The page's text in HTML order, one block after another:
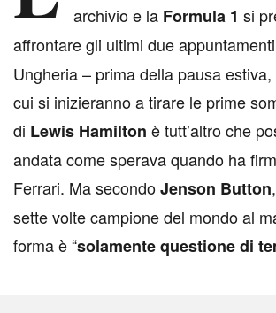
archivio e la Formula 1 si
affrontare gli ultimi due
Ungheria – prima della pausa
cui si inizieranno a tirare le prime
di Lewis Hamilton è tutt’altro che
andata come sperava quando ha
Ferrari. Ma secondoJenson Button
sette volte campione del mondo al
forma è “solamente questione di